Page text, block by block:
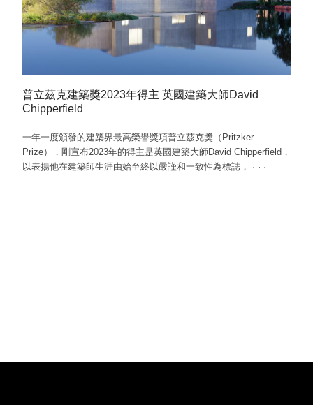
普立茲克建築獎2023年得主 英國建築大師David
Chipperfield
一年一度頒發的建築界最高榮譽獎項普立茲克獎（Pritzker
Prize），剛宣布2023年的得主是英國建築大師David Chipperfield，
以表揚他在建築師生涯由始至終以嚴謹和一致性為標誌， · · ·